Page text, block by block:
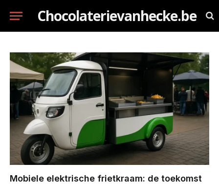
Chocolaterievanhecke.be
Mobiele elektrische frietkraam: de toekomst